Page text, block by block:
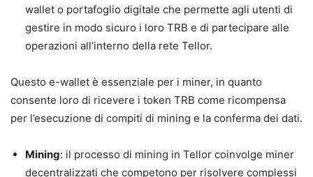
wallet o portafoglio digitale che permette agli utenti di
gestire in modo sicuro i loro TRB e di partecipare alle
operazioni all’interno della rete Tellor.
Questo e-wallet è essenziale per i miner, in quanto
consente loro di ricevere i token TRB come ricompensa
per l’esecuzione di compiti di mining e la conferma dei dati.
Mining: il processo di mining in Tellor coinvolge miner
decentralizzati che competono per risolvere complessi